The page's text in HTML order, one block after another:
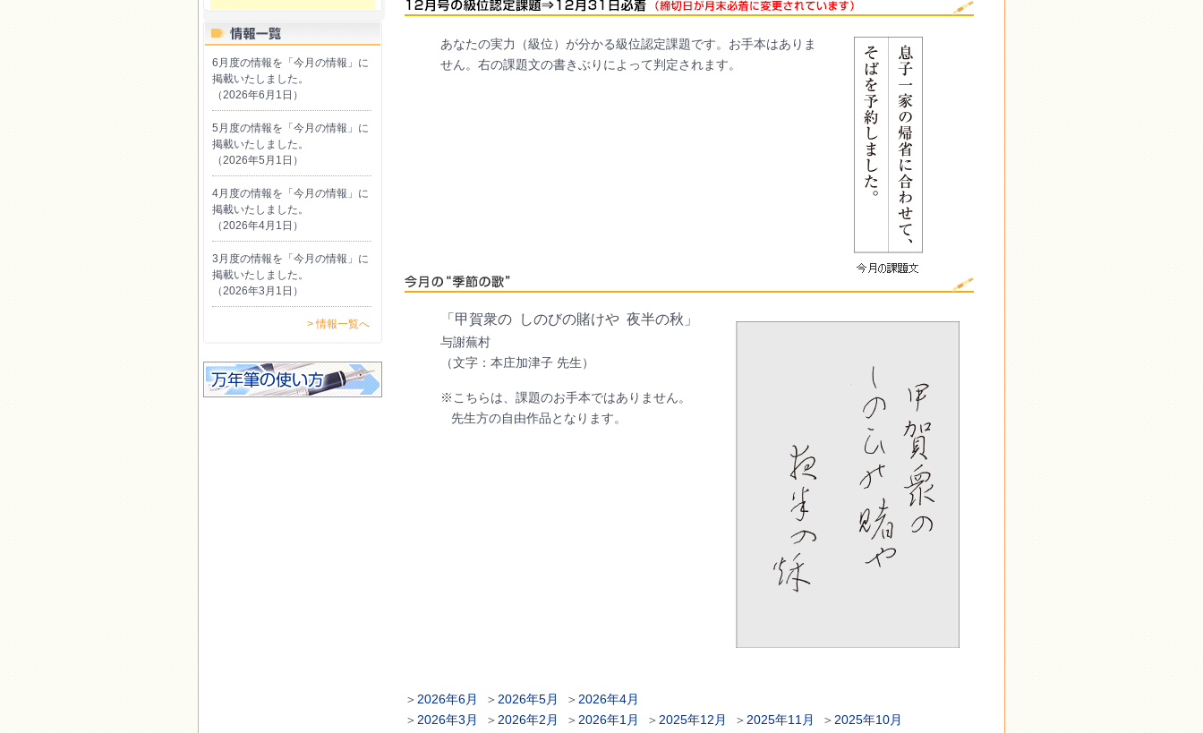
あなたの実力（級位）が分かる級位認定課題です。お手本はありま
せん。右の課題文の書きぶりによって判定されます。
「甲賀衆の しのびの賭けや 夜半の秋」
与謝蕪村
（文字：本庄加津子 先生）
※こちらは、課題のお手本ではありません。
先生方の自由作品となります。
＞ 2026年6月 ＞ 2026年5月 ＞ 2026年4月
＞ 2026年3月 ＞ 2026年2月 ＞ 2026年1月 ＞ 2025年12月 ＞ 2025年11月 ＞ 2025年10月
6月度の情報を「今月の情報」に
掲載いたしました。
（2026年6月1日）
5月度の情報を「今月の情報」に
掲載いたしました。
（2026年5月1日）
4月度の情報を「今月の情報」に
掲載いたしました。
（2026年4月1日）
3月度の情報を「今月の情報」に
掲載いたしました。
（2026年3月1日）
> 情報一覧へ